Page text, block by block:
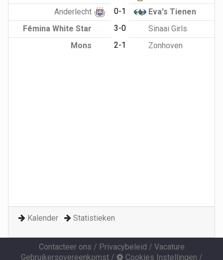
Anderlecht
0-1
Eva's Tienen
Fémina White Star
3-0
Sinaai Girls
Mons
2-1 Zonhoven
Kalender Statistieken
Contacteer ons / Privacybeleid / Vacature
Gebruikersovereenkomst/ Cookies Instellingen /